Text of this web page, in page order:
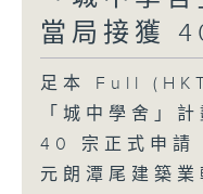
當局接獲
足本 Full
「城中學舍」
40 宗正式申請
元朗潭尾建築